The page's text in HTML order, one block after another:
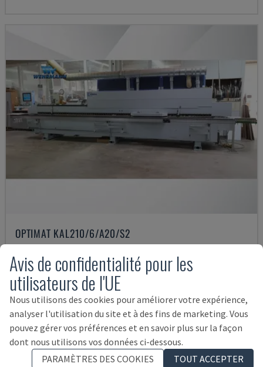
OPTIMAT KAL210/6/A20/S2
HOMAG - PLAQUEUSE
ALLEMAGNE 2008
Avis de confidentialité pour les
utilisateurs de l'UE
Nous utilisons des cookies pour améliorer votre expérience,
analyser l'utilisation du site et à des fins de marketing. Vous
pouvez gérer vos préférences et en savoir plus sur la façon
dont nous utilisons vos données ci-dessous.
PARAMÈTRES DES COOKIES
TOUT ACCEPTER